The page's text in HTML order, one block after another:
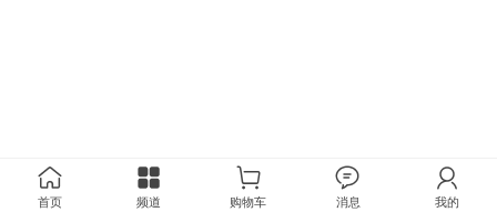
首页 频道 购物车 消息 我的